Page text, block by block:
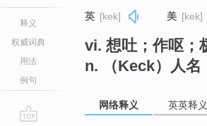
释义
权威词典
用法
例句
英 [kek] 美 [kek]
vi. 想吐；作呕；
n. （Keck）人名
网络释义 英英释义